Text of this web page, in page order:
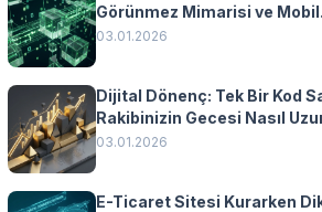
Görünmez Mimarisi ve Mobil
Dönüşümün Kurumsal
03.01.2026
Dijital Dönenç: Tek Bir Kod
Rakibinizin Gecesi Nasıl
(Kurumsal Yazılımın Güçlü
03.01.2026
E-Ticaret Sitesi Kurarken